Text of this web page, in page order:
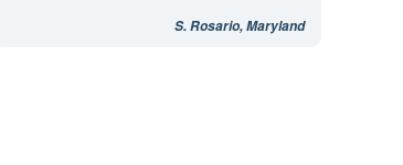
S. Rosario, Maryland